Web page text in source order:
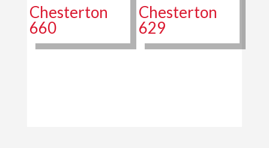
Chesterton
660
Chesterton
629